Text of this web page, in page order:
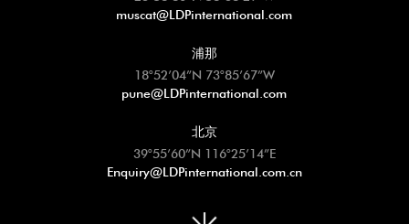
muscat@LDPinternational.com
浦那
18°52’04”N 73°85’67”W
pune@LDPinternational.com
北京
39°55’60”N 116°25’14”E
Enquiry@LDPinternational.com.cn